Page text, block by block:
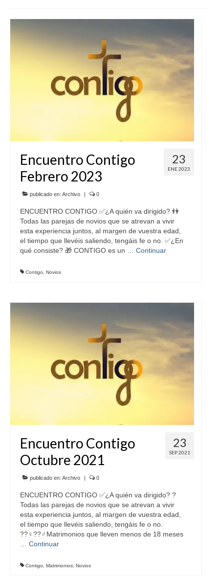
BUENOS SUCESOS
23
ENE 2023
Encuentro Contigo
Febrero 2023
publicado en: Archivo 0
ENCUENTRO CONTIGO ✅¿A quién va dirigido? 👫
Todas las parejas de novios que se atrevan a vivir
esta experiencia juntos, al margen de vuestra edad,
el tiempo que llevéis saliendo, tengáis fe o no. ✅¿En
qué consiste? 🎁 CONTIGO es un … Continuar
Contigo, Novios
23
SEP 2021
Encuentro Contigo
Octubre 2021
publicado en: Archivo 0
ENCUENTRO CONTIGO ✅¿A quién va dirigido? ?
Todas las parejas de novios que se atrevan a vivir
esta experiencia juntos, al margen de vuestra edad,
el tiempo que llevéis saliendo, tengáis fe o no.
??‍♀??‍♂Matrimonios que lleven menos de 18 meses
… Continuar
Contigo, Matrimonios, Novios